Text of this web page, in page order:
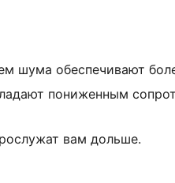
шума обеспечивают
пониженным
вам дольше.